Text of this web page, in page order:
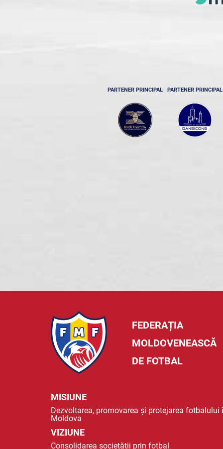
PARTENER PRINCIPAL PARTENER PRINCIPAL
FEDERAȚIA
MOLDOVENEASCĂ
DE FOTBAL
MISIUNE
Dezvoltarea, promovarea și protejarea fotbalului
Moldova
VIZIUNE
Consolidarea societății prin fotbal